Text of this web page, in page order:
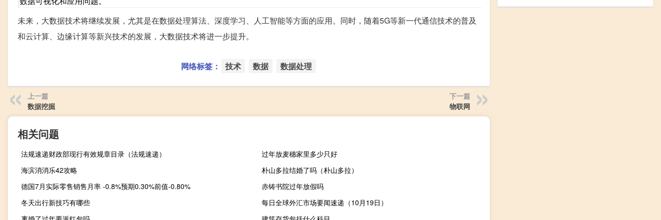
未来，大数据技术将继续发展，尤其是在数据处理算法、深度学习、人工智能等方面的应用。同时，随着5G等新一代通信技术的普及
和云计算、边缘计算等新兴技术的发展，大数据技术将进一步提升。
网络标签： 技术 数据 数据处理
上一篇
数据挖掘
下一篇
物联网
相关问题
法规速递财政部现行有效规章目录（法规速递）
过年放麦穗家里多少只好
海滨消消乐42攻略
朴山多拉结婚了吗（朴山多拉）
德国7月实际零售销售月率 -0.8%预期0.30%前值-0.80%
赤铸书院过年放假吗
冬天出行新技巧有哪些
每日全球外汇市场要闻速递（10月19日）